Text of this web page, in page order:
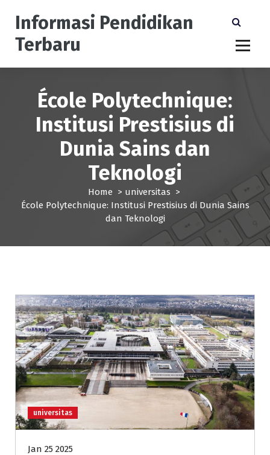
Informasi Pendidikan
Terbaru
École Polytechnique:
Institusi Prestisius di
Dunia Sains dan
Teknologi
Home > universitas >
École Polytechnique: Institusi Prestisius di Dunia Sains
dan Teknologi
universitas
Jan 25 2025